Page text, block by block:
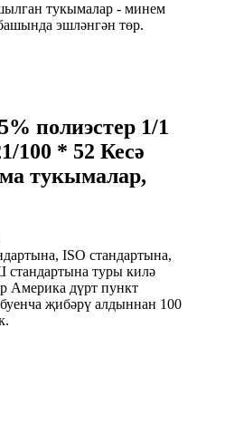
тукымалар - минем
эшләнгән төр.
полиэстер 1/1
100 * 52 Кесә
тукымалар,
ISO стандартына,
туры килә
Америка дүрт пункт
җибәрү алдыннан 100